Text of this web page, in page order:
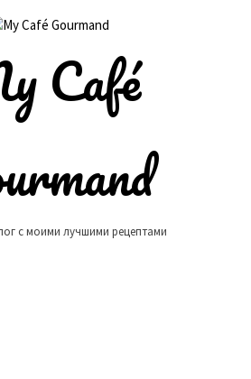
Café
с моими лучшими рецептами